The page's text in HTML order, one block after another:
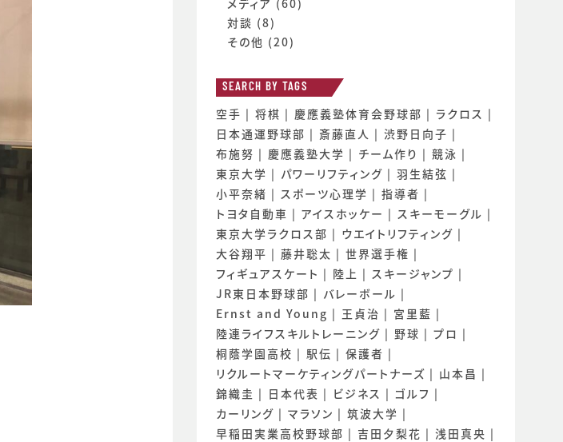
メディア (60)
対談 (8)
その他 (20)
SEARCH BY TAGS
空手 将棋 慶應義塾体育会野球部
ラクロス
日本通運野球部
斎藤直人
渋野日向子
布施努
慶應義塾大学 チーム作り
競泳
東京大学
パワーリフティング
羽生結弦
小平奈緒
スポーツ心理学
指導者
トヨタ自動車
アイスホッケー
スキーモーグル
東京大学ラクロス部
ウエイトリフティング
大谷翔平
藤井聡太
世界選手権
フィギュアスケート
陸上
スキージャンプ
JR東日本野球部
バレーボール
Ernst and Young
王貞治
宮里藍
陸連ライフスキルトレーニング
野球
プロ
桐蔭学園高校
駅伝
保護者
リクルートマーケティングパートナーズ
山本昌
錦織圭
日本代表 ビジネス
ゴルフ
カーリング
マラソン
筑波大学
早稲田実業高校野球部
吉田夕梨花
浅田真央